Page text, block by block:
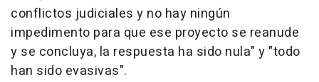
conflictos judiciales y no hay ningún
impedimento para que ese proyecto se reanude
y se concluya, la respuesta ha sido nula" y "todo
han sido evasivas".